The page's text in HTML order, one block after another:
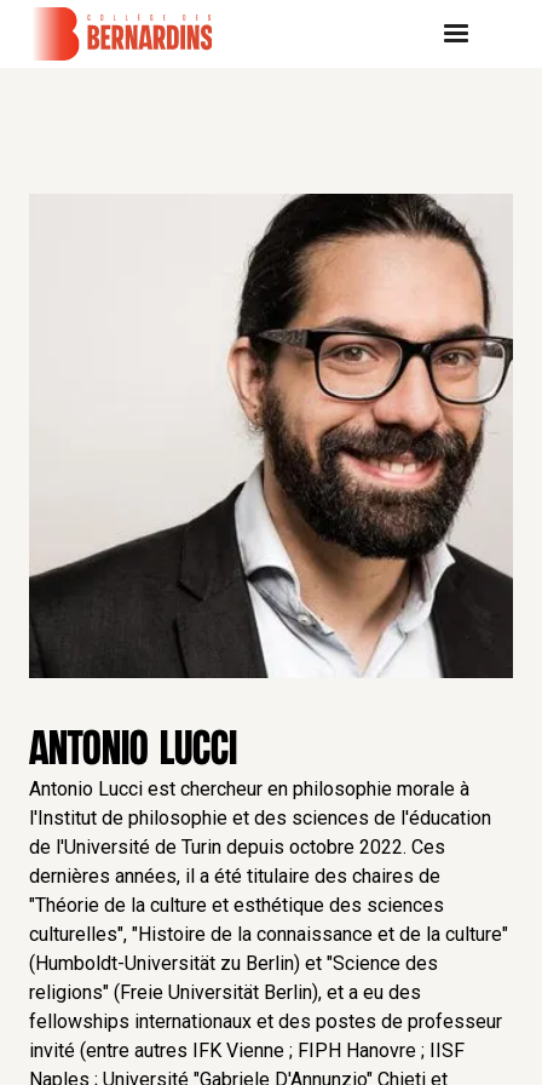
ANTONIO LUCCI
Antonio Lucci est chercheur en philosophie morale à
l'Institut de philosophie et des sciences de l'éducation
de l'Université de Turin depuis octobre 2022. Ces
dernières années, il a été titulaire des chaires de
"Théorie de la culture et esthétique des sciences
culturelles", "Histoire de la connaissance et de la culture"
(Humboldt-Universität zu Berlin) et "Science des
religions" (Freie Universität Berlin), et a eu des
fellowships internationaux et des postes de professeur
invité (entre autres IFK Vienne ; FIPH Hanovre ; IISF
Naples ; Université "Gabriele D'Annunzio" Chieti et